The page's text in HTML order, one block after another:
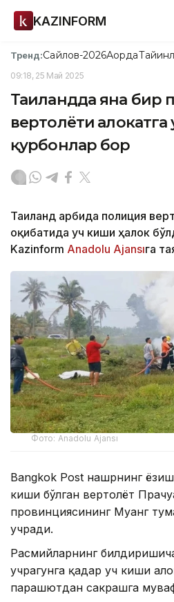
KAZINFORM
Тренд:Сайлов-2026Ақорда
09:18, 25 Май 2025
Таиландда яна бир
вертолёти
қурбонлар бор
Таиланд ғарбида полиция
оқибатида уч киши ҳалок
Kazinform Anadolu Ajansıга
Фото: Anadolu Ajansı
Bangkok Post нашрнинг
киши бўлган вертолёт
провинциясининг Муанг
учради.
Расмийларнинг
учрагунга қадар уч киши
парашютдан сакрашга